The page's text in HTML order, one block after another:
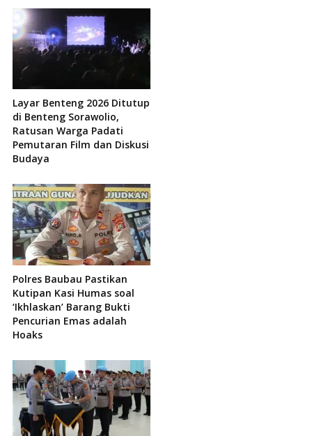
Layar Benteng 2026 Ditutup
di Benteng Sorawolio,
Ratusan Warga Padati
Pemutaran Film dan Diskusi
Budaya
Polres Baubau Pastikan
Kutipan Kasi Humas soal
‘Ikhlaskan’ Barang Bukti
Pencurian Emas adalah
Hoaks